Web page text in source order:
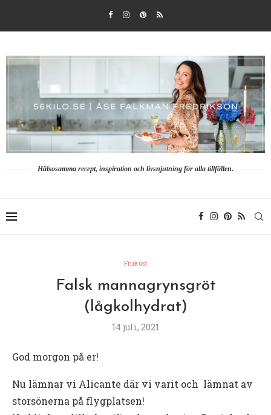
Hälsosamma recept, inspiration och livsnjutning för alla tillfällen.
Frukost
Falsk mannagrynsgröt
(lågkolhydrat)
14 juli, 2021
God morgon på er!
Nu lämnar vi Alicante där vi varit och lämnat av
storsönerna på flygplatsen!